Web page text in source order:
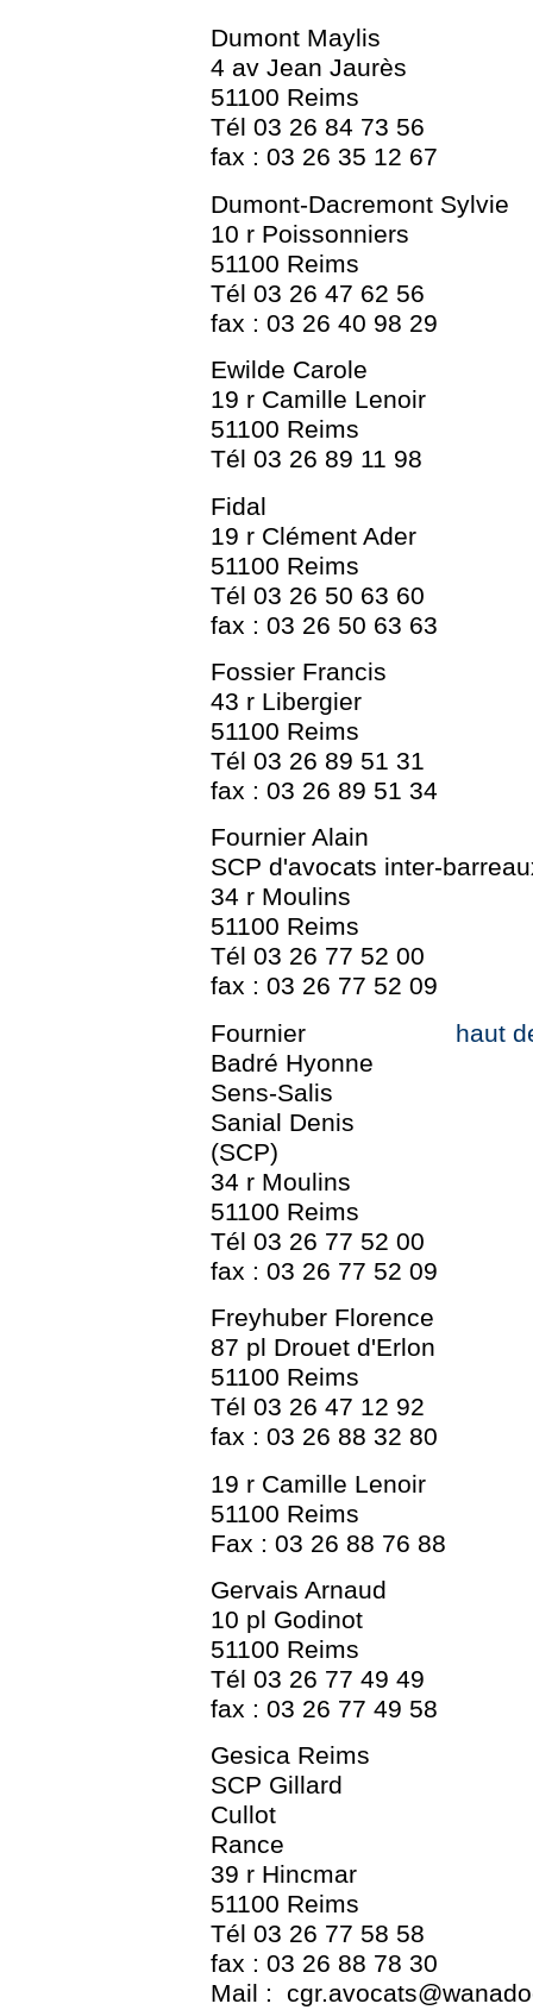
Dumont Maylis
4 av Jean Jaurès
51100 Reims
Tél 03 26 84 73 56
fax : 03 26 35 12 67
Dumont-Dacremont Sylvie
10 r Poissonniers
51100 Reims
Tél 03 26 47 62 56
fax : 03 26 40 98 29
Ewilde Carole
19 r Camille Lenoir
51100 Reims
Tél 03 26 89 11 98
Fidal
19 r Clément Ader
51100 Reims
Tél 03 26 50 63 60
fax : 03 26 50 63 63
Fossier Francis
43 r Libergier
51100 Reims
Tél 03 26 89 51 31
fax : 03 26 89 51 34
Fournier Alain
SCP d'avocats inter-
34 r Moulins
51100 Reims
Tél 03 26 77 52 00
fax : 03 26 77 52 09
Fournier
haut
Badré Hyonne
Sens-Salis
Sanial Denis
(SCP)
34 r Moulins
51100 Reims
Tél 03 26 77 52 00
fax : 03 26 77 52 09
Freyhuber Florence
87 pl Drouet d'Erlon
51100 Reims
Tél 03 26 47 12 92
fax : 03 26 88 32 80
19 r Camille Lenoir
51100 Reims
Fax : 03 26 88 76 88
Gervais Arnaud
10 pl Godinot
51100 Reims
Tél 03 26 77 49 49
fax : 03 26 77 49 58
Gesica Reims
SCP Gillard
Cullot
Rance
39 r Hincmar
51100 Reims
Tél 03 26 77 58 58
fax : 03 26 88 78 30
Mail :